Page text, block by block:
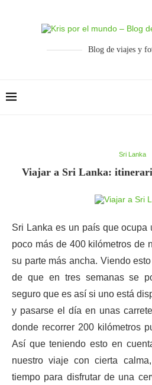
Blog de viajes y
Sri Lanka
Viajar a Sri Lanka:
Sri Lanka es un país que ocupa
poco más de 400 kilómetros de
su parte más ancha. Viendo
de que en tres semanas se
seguro que es así si uno está
y pasarse el día en unas
donde recorrer 200 kilómetros
Así que teniendo esto en
nuestro viaje con cierta
tiempo para disfrutar de una